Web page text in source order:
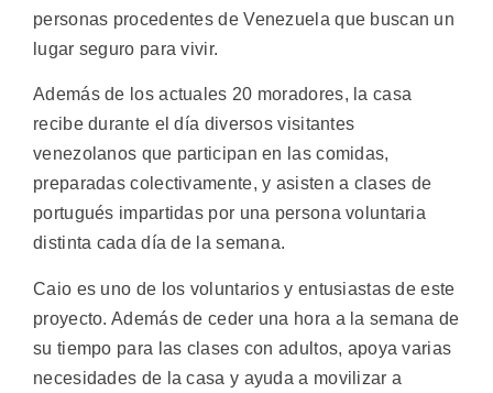
personas procedentes de Venezuela que buscan un
lugar seguro para vivir.
Además de los actuales 20 moradores, la casa
recibe durante el día diversos visitantes
venezolanos que participan en las comidas,
preparadas colectivamente, y asisten a clases de
portugués impartidas por una persona voluntaria
distinta cada día de la semana.
Caio es uno de los voluntarios y entusiastas de este
proyecto. Además de ceder una hora a la semana de
su tiempo para las clases con adultos, apoya varias
necesidades de la casa y ayuda a movilizar a